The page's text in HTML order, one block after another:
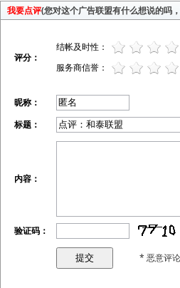
我要点评(您对这个广告联盟有什么想说的吗
评分：
结帐及时性：
服务商信誉：
昵称：
标题：
内容：
验证码：
* 恶意评